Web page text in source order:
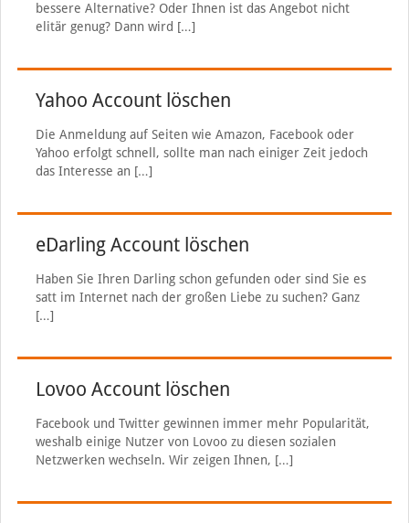
bessere Alternative? Oder Ihnen ist das Angebot nicht
elitär genug? Dann wird […]
Yahoo Account löschen
Die Anmeldung auf Seiten wie Amazon, Facebook oder
Yahoo erfolgt schnell, sollte man nach einiger Zeit jedoch
das Interesse an […]
eDarling Account löschen
Haben Sie Ihren Darling schon gefunden oder sind Sie es
satt im Internet nach der großen Liebe zu suchen? Ganz
[…]
Lovoo Account löschen
Facebook und Twitter gewinnen immer mehr Popularität,
weshalb einige Nutzer von Lovoo zu diesen sozialen
Netzwerken wechseln. Wir zeigen Ihnen, […]